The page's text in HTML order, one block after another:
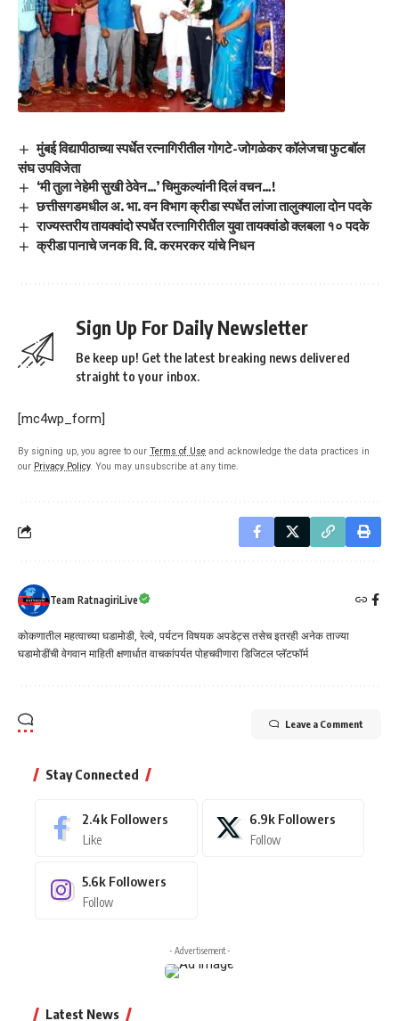
मुंबई विद्यापीठाच्या स्पर्धेत रत्नागिरीतील गोगटे-जोगळेकर कॉलेजचा फुटबॉल
संघ उपविजेता
‘मी तुला नेहेमी सुखी ठेवेन…’ चिमुकल्यांनी दिलं वचन…!
छत्तीसगडमधील अ. भा. वन विभाग क्रीडा स्पर्धेत लांजा तालुक्याला दोन पदके
राज्यस्तरीय तायक्वांदो स्पर्धेत रत्नागिरीतील युवा तायक्वांडो क्लबला १० पदके
क्रीडा पानाचे जनक वि. वि. करमरकर यांचे निधन
Sign Up For Daily Newsletter
Be keep up! Get the latest breaking news delivered
straight to your inbox.
[mc4wp_form]
By signing up, you agree to our Terms of Use and acknowledge the data practices in
our Privacy Policy. You may unsubscribe at any time.
Team RatnagiriLive
कोकणातील महत्वाच्या घडामोडी, रेल्वे, पर्यटन विषयक अपडेट्स तसेच इतरही अनेक ताज्या
घडामोडींची वेगवान माहिती क्षणार्धात वाचकांपर्यत पोहचवीणारा डिजिटल प्लॅटफॉर्म
Leave a Comment
Stay Connected
2.4k Followers
Like
6.9k Followers
Follow
5.6k Followers
Follow
- Advertisement -
Latest News